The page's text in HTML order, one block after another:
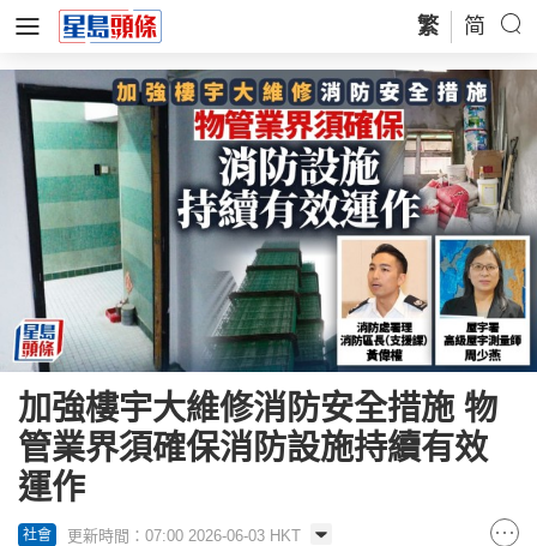
繁 简
加強樓宇大維修消防安全措施 物
管業界須確保消防設施持續有效
運作
社會 更新時間：07:00 2026-06-03 HKT